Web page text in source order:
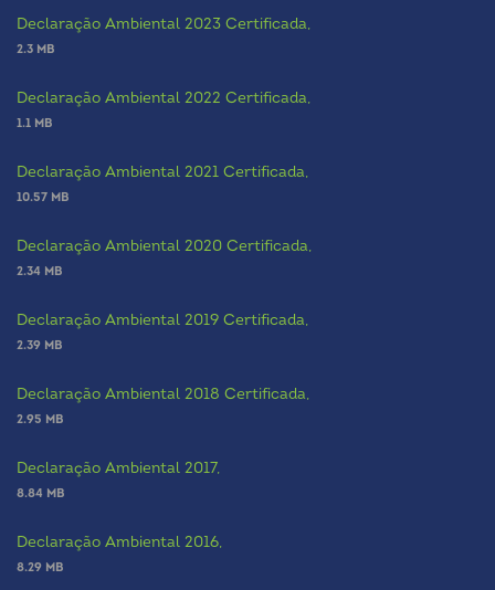
Declaração Ambiental 2023 Certificada,
2.3 MB
Declaração Ambiental 2022 Certificada,
1.1 MB
Declaração Ambiental 2021 Certificada,
10.57 MB
Declaração Ambiental 2020 Certificada,
2.34 MB
Declaração Ambiental 2019 Certificada,
2.39 MB
Declaração Ambiental 2018 Certificada,
2.95 MB
Declaração Ambiental 2017,
8.84 MB
Declaração Ambiental 2016,
8.29 MB